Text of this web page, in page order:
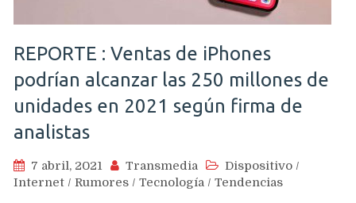
REPORTE : Ventas de iPhones
podrían alcanzar las 250 millones de
unidades en 2021 según firma de
analistas
7 abril, 2021 Transmedia Dispositivo /
Internet / Rumores / Tecnología / Tendencias